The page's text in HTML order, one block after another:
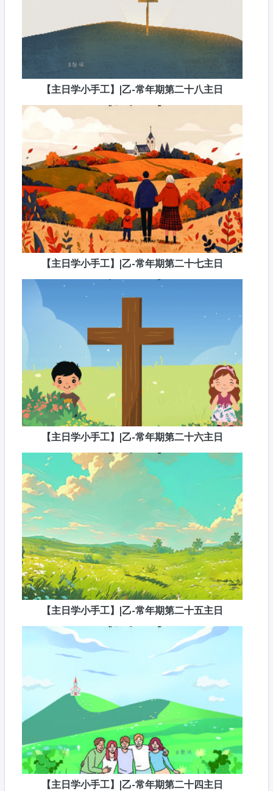
【主日学小手工】|乙-常年期第二十八主日
【主日学小手工】|乙-常年期第二十七主日
【主日学小手工】|乙-常年期第二十六主日
【主日学小手工】|乙-常年期第二十五主日
【主日学小手工】|乙-常年期第二十四主日